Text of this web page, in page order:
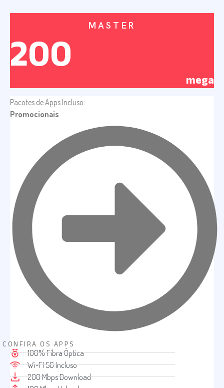
MASTER
200 mega
Pacotes de Apps Incluso:
Promocionais
CONFIRA OS APPS
100% Fibra Óptica
Wi-FI 5G Incluso
200 Mbps Download